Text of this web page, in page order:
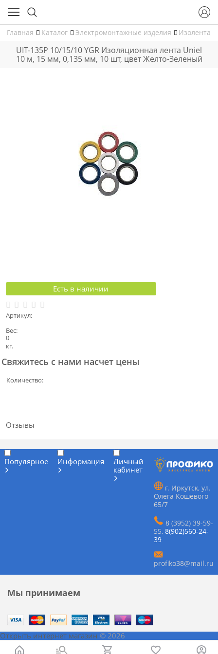
Главная Каталог Электромонтажные изделия Изолента,
UIT-135P 10/15/10 YGR Изоляционная лента Uniel
10 м, 15 мм, 0,135 мм, 10 шт, цвет Желто-Зеленый
Есть в наличии
Артикул:
Вес:
0
кг.
Свяжитесь с нами насчет цены
Количество:
Отзывы
Популярное Информация
Личный
кабинет
г. Иркутск, ул.
Олега Кошевого
65/7
8 (3952) 39-59-
55, 8(902)560-24-
39
profiko38@mail.ru
Мы принимаем
Открыть интернет магазин © 2026